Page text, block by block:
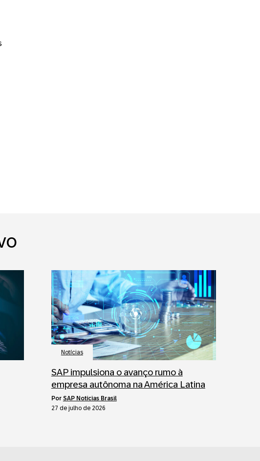
Notícias
SAP impulsiona o avanço rumo à
empresa autônoma na América Latina
por SAP Notícias Brasil
27 de julho de 2026